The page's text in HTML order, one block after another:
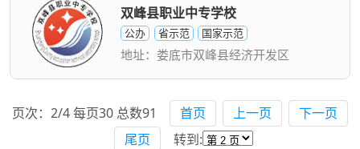
双峰县职业中专学校
公办 省示范 国家示范
地址：娄底市双峰县经济开发区
页次：2/4 每页30 总数91 首页 上一页
下一页
尾页
转到: